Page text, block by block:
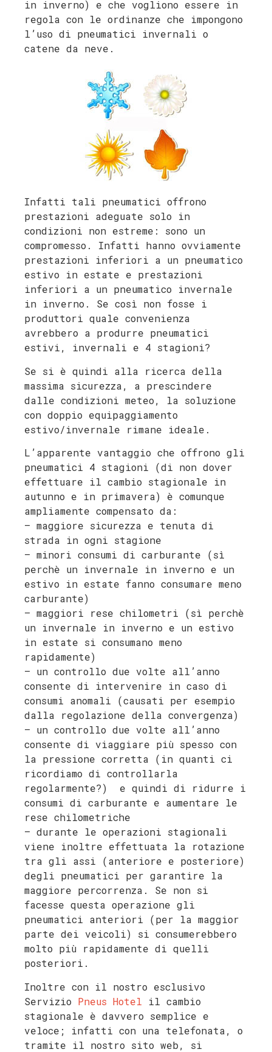
in inverno) e che vogliono essere in
regola con le ordinanze che impongono
l’uso di pneumatici invernali o
catene da neve.
Infatti tali pneumatici offrono
prestazioni adeguate solo in
condizioni non estreme: sono un
compromesso. Infatti hanno ovviamente
prestazioni inferiori a un pneumatico
estivo in estate e prestazioni
inferiori a un pneumatico invernale
in inverno. Se così non fosse i
produttori quale convenienza
avrebbero a produrre pneumatici
estivi, invernali e 4 stagioni?
Se si è quindi alla ricerca della
massima sicurezza, a prescindere
dalle condizioni meteo, la soluzione
con doppio equipaggiamento
estivo/invernale rimane ideale.
L’apparente vantaggio che offrono gli
pneumatici 4 stagioni (di non dover
effettuare il cambio stagionale in
autunno e in primavera) è comunque
ampliamente compensato da:
– maggiore sicurezza e tenuta di
strada in ogni stagione
– minori consumi di carburante (sì
perchè un invernale in inverno e un
estivo in estate fanno consumare meno
carburante)
– maggiori rese chilometri (sì perchè
un invernale in inverno e un estivo
in estate si consumano meno
rapidamente)
– un controllo due volte all’anno
consente di intervenire in caso di
consumi anomali (causati per esempio
dalla regolazione della convergenza)
– un controllo due volte all’anno
consente di viaggiare più spesso con
la pressione corretta (in quanti ci
ricordiamo di controllarla
regolarmente?) e quindi di ridurre i
consumi di carburante e aumentare le
rese chilometriche
– durante le operazioni stagionali
viene inoltre effettuata la rotazione
tra gli assi (anteriore e posteriore)
degli pneumatici per garantire la
maggiore percorrenza. Se non si
facesse questa operazione gli
pneumatici anteriori (per la maggior
parte dei veicoli) si consumerebbero
molto più rapidamente di quelli
posteriori.
Inoltre con il nostro esclusivo
Servizio Pneus Hotel il cambio
stagionale è davvero semplice e
veloce; infatti con una telefonata, o
tramite il nostro sito web, si